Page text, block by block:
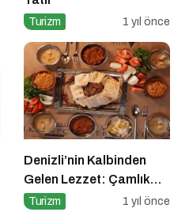
Turizm 1 yıl önce
Denizli’nin Kalbinden
Gelen Lezzet: Çamlık
Denizli Kebapçısı
Turizm 1 yıl önce